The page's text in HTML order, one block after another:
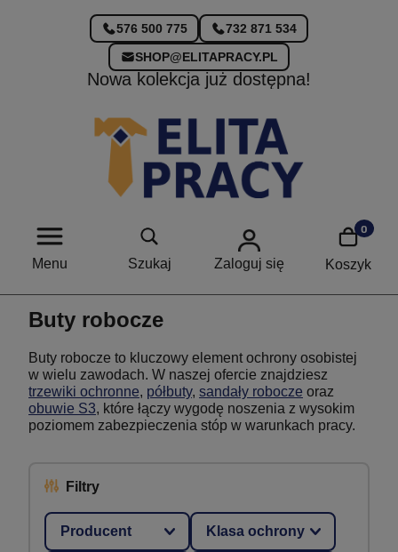
576 500 775
732 871 534
SHOP@ELITAPRACY.PL
Nowa kolekcja już dostępna!
Menu Szukaj Zaloguj się Koszyk
Buty robocze
Buty robocze to kluczowy element ochrony osobistej
w wielu zawodach. W naszej ofercie znajdziesz
trzewiki ochronne, półbuty, sandały robocze oraz
obuwie S3, które łączy wygodę noszenia z wysokim
poziomem zabezpieczenia stóp w warunkach pracy.
Filtry
Producent Klasa ochrony